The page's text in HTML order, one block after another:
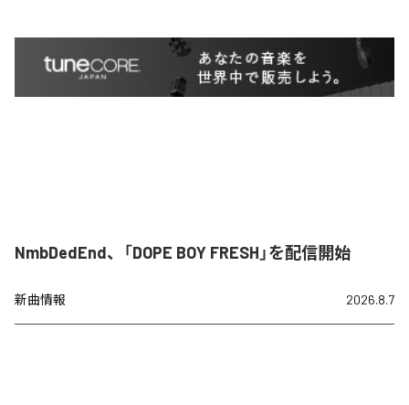
NmbDedEnd、「DOPE BOY FRESH」を配信開始
新曲情報 2026.8.7